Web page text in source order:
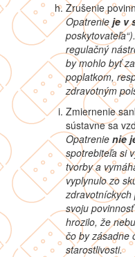
Zrušenie
Opatrenie je v
regulačný
by mohlo byť
poplatkom,
zdravotným
Zmiernenie
sústavne sa
Opatrenie nie
spotrebiteľa si
tvorby a
vyplynulo zo
svoju
hrozilo, že
čo by zásadne
starostlivosti.